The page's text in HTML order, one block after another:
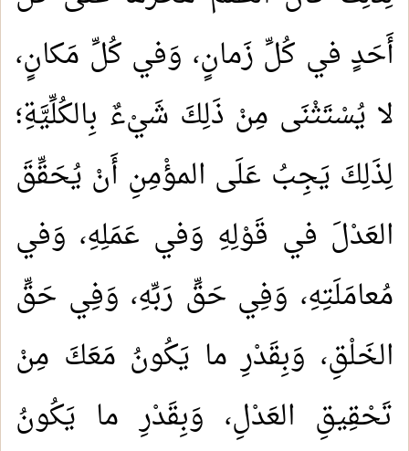
أَحَدٍ في كُلِّ زَمانٍ، وَفي كُلِّ مَكانٍ،
لا يُسْتَثْنَى مِنْ ذَلِكَ شَيْءٌ بِالكُلِّيَّةِ؛
لِذَلِكَ يَجِبُ عَلَى المؤْمِنِ أَنْ يُحَقِّقَ
العَدْلَ في قَوْلِهِ وَفي عَمَلِهِ، وَفي
مُعامَلَتِهِ، وَفِي حَقِّ رَبِّهِ، وَفِي حَقِّ
الخَلْقِ، وَبِقَدْرِ ما يَكُونُ مَعَكَ مِنْ
تَحْقِيقِ العَدْلِ، وَبِقَدْرِ ما يَكُونُ